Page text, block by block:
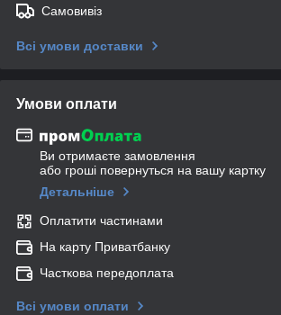
Самовивіз
Всі умови доставки
Умови оплати
Ви отримаєте замовлення
або гроші повернуться на вашу картку
Детальніше
Оплатити частинами
На карту Приватбанку
Часткова передоплата
Всі умови оплати